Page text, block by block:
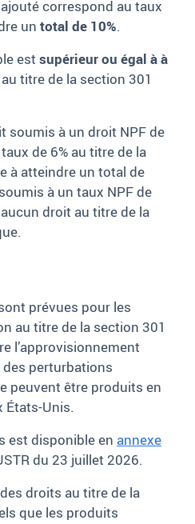
correspond au taux
un total de 10%.
est supérieur ou égal à à
au titre de la section 301
soumis à un droit NPF de
de 6% au titre de la
à atteindre un total de
à un taux NPF de
droit au titre de la
prévues pour les
au titre de la section 301
l’approvisionnement
des perturbations
peuvent être produits en
Unis.
est disponible en annexe
du 23 juillet 2026.
droits au titre de la
que les produits